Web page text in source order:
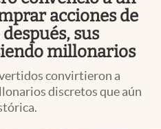
acciones de
sus
millonarios
convirtieron a
discretos que aún